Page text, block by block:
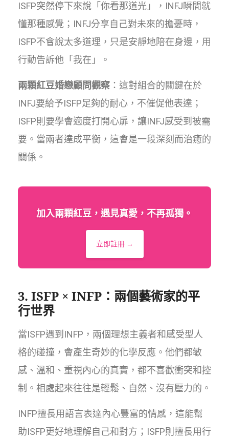
ISFP突然停下來說「你看那道光」，INFJ瞬間就
懂那種感覺；INFJ分享自己對未來的擔憂時，
ISFP不會說太多道理，只是安靜地陪在身邊，用
行動告訴他「我在」。
兩顆紅豆婚戀顧問觀察 ：這對組合的關鍵在於
INFJ要給予ISFP足夠的耐心，不催促他表達；
ISFP則要學會適度打開心扉，讓INFJ感受到被需
要。當兩者達成平衡，這會是一段深刻而治癒的
關係。
加入兩顆紅豆，遇見真愛，不再孤獨。
立即註冊 →
3. ISFP × INFP：兩個藝術家的平
行世界
當ISFP遇到INFP，兩個理想主義者和感受型人
格的碰撞，會產生奇妙的化學反應。他們都敏
感、溫和、重視內心的真實，都不喜歡衝突和控
制。相處起來往往是輕鬆、自然、沒有壓力的。
INFP擅長用語言表達內心豐富的情感，這能幫
助ISFP更好地理解自己和對方；ISFP則擅長用行